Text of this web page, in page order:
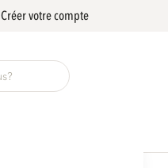
Créer votre compte